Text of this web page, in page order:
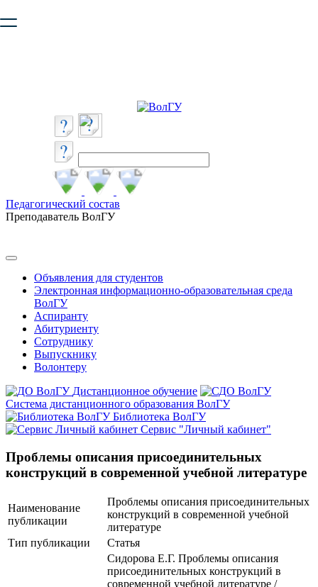
безопасную работу с сайтом. Пожалуйста
Педагогический состав
Преподаватель ВолГУ
Объявления для студентов
Электронная информационно-образовательная среда
ВолГУ
Аспиранту
Абитуриенту
Сотруднику
Выпускнику
Волонтеру
Дистанционное обучение
Система дистанционного образования ВолГУ
Библиотека ВолГУ
Сервис "Личный кабинет"
Проблемы описания присоединительных
конструкций в современной учебной литературе
Наименование
публикации
Проблемы описания присоединительных
конструкций в современной учебной
литературе
Тип публикации
Статья
Сидорова Е.Г. Проблемы описания
присоединительных конструкций в
современной учебной литературе /